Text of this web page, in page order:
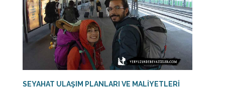
SEYAHAT ULAŞIM PLANLARI VE MALİYETLERİ